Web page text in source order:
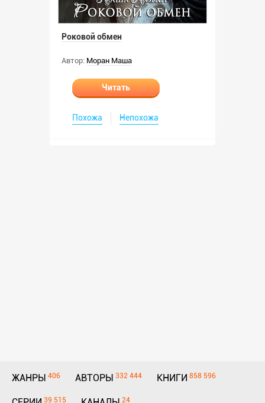
Роковой обмен
Автор: Моран Маша
Читать
Похожа Непохожа
ЖАНРЫ 406 АВТОРЫ 332 444 КНИГИ 858 596
39 515 24